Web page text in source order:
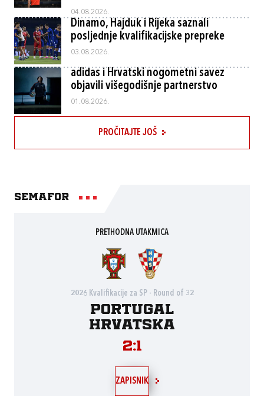
04.08.2026.
Dinamo, Hajduk i Rijeka saznali
posljednje kvalifikacijske prepreke
03.08.2026.
adidas i Hrvatski nogometni savez
objavili višegodišnje partnerstvo
01.08.2026.
PROČITAJTE JOŠ
Semafor
PRETHODNA UTAKMICA
2026 Kvalifikacije za SP - Round of 32
Portugal
Hrvatska
2:1
ZAPISNIK